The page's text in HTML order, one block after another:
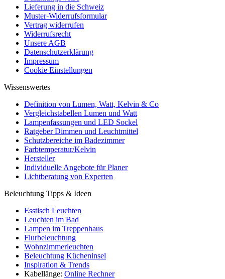
Lieferung in die Schweiz
Muster-Widerrufsformular
Vertrag widerrufen
Widerrufsrecht
Unsere AGB
Datenschutzerklärung
Impressum
Cookie Einstellungen
Wissenswertes
Definition von Lumen, Watt, Kelvin & Co
Vergleichstabellen Lumen und Watt
Lampenfassungen und LED Sockel
Ratgeber Dimmen und Leuchtmittel
Schutzbereiche im Badezimmer
Farbtemperatur/Kelvin
Hersteller
Individuelle Angebote für Planer
Lichtberatung von Experten
Beleuchtung Tipps & Ideen
Esstisch Leuchten
Leuchten im Bad
Lampen im Treppenhaus
Flurbeleuchtung
Wohnzimmerleuchten
Beleuchtung Kücheninsel
Inspiration & Trends
Kabellänge: Online Rechner